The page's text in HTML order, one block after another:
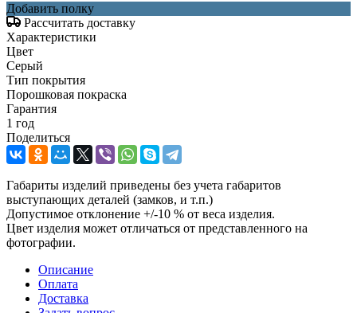
Добавить полку
Рассчитать доставку
Характеристики
Цвет
Серый
Тип покрытия
Порошковая покраска
Гарантия
1 год
Поделиться
Габариты изделий приведены без учета габаритов
выступающих деталей (замков, и т.п.)
Допустимое отклонение +/-10 % от веса изделия.
Цвет изделия может отличаться от представленного на
фотографии.
Описание
Оплата
Доставка